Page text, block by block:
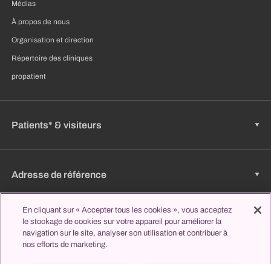
Médias
À propos de nous
Organisation et direction
Répertoire des cliniques
propatient
Patients* & visiteurs
Adresse de référence
Emplois & carrière
En cliquant sur « Accepter tous les cookies », vous acceptez
le stockage de cookies sur votre appareil pour améliorer la
navigation sur le site, analyser son utilisation et contribuer à
nos efforts de marketing.